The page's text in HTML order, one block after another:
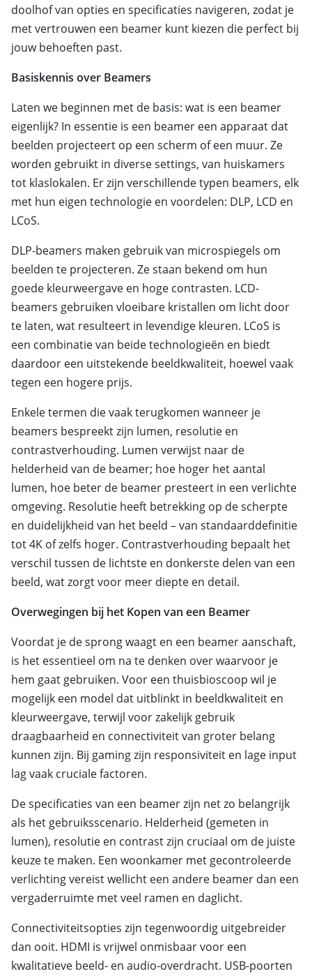
doolhof van opties en specificaties navigeren, zodat je
met vertrouwen een beamer kunt kiezen die perfect bij
jouw behoeften past.
Basiskennis over Beamers
Laten we beginnen met de basis: wat is een beamer
eigenlijk? In essentie is een beamer een apparaat dat
beelden projecteert op een scherm of een muur. Ze
worden gebruikt in diverse settings, van huiskamers
tot klaslokalen. Er zijn verschillende typen beamers, elk
met hun eigen technologie en voordelen: DLP, LCD en
LCoS.
DLP-beamers maken gebruik van microspiegels om
beelden te projecteren. Ze staan bekend om hun
goede kleurweergave en hoge contrasten. LCD-
beamers gebruiken vloeibare kristallen om licht door
te laten, wat resulteert in levendige kleuren. LCoS is
een combinatie van beide technologieën en biedt
daardoor een uitstekende beeldkwaliteit, hoewel vaak
tegen een hogere prijs.
Enkele termen die vaak terugkomen wanneer je
beamers bespreekt zijn lumen, resolutie en
contrastverhouding. Lumen verwijst naar de
helderheid van de beamer; hoe hoger het aantal
lumen, hoe beter de beamer presteert in een verlichte
omgeving. Resolutie heeft betrekking op de scherpte
en duidelijkheid van het beeld – van standaarddefinitie
tot 4K of zelfs hoger. Contrastverhouding bepaalt het
verschil tussen de lichtste en donkerste delen van een
beeld, wat zorgt voor meer diepte en detail.
Overwegingen bij het Kopen van een Beamer
Voordat je de sprong waagt en een beamer aanschaft,
is het essentieel om na te denken over waarvoor je
hem gaat gebruiken. Voor een thuisbioscoop wil je
mogelijk een model dat uitblinkt in beeldkwaliteit en
kleurweergave, terwijl voor zakelijk gebruik
draagbaarheid en connectiviteit van groter belang
kunnen zijn. Bij gaming zijn responsiviteit en lage input
lag vaak cruciale factoren.
De specificaties van een beamer zijn net zo belangrijk
als het gebruiksscenario. Helderheid (gemeten in
lumen), resolutie en contrast zijn cruciaal om de juiste
keuze te maken. Een woonkamer met gecontroleerde
verlichting vereist wellicht een andere beamer dan een
vergaderruimte met veel ramen en daglicht.
Connectiviteitsopties zijn tegenwoordig uitgebreider
dan ooit. HDMI is vrijwel onmisbaar voor een
kwalitatieve beeld- en audio-overdracht. USB-poorten